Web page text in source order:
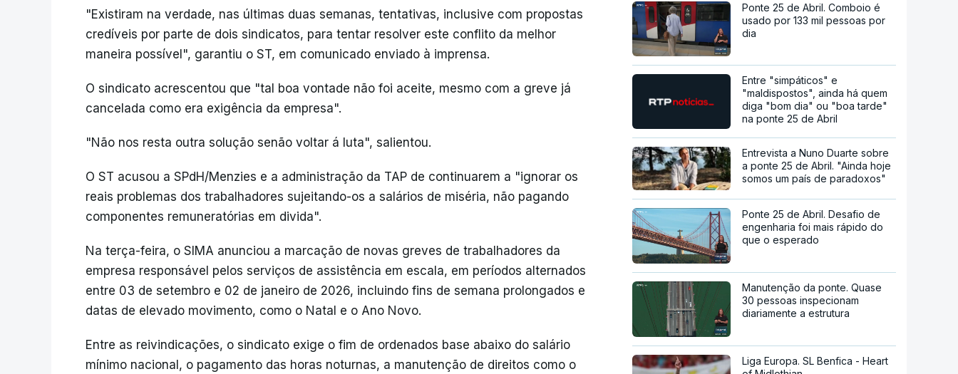
"Existiram na verdade, nas últimas duas semanas, tentativas, inclusive com propostas
credíveis por parte de dois sindicatos, para tentar resolver este conflito da melhor
maneira possível", garantiu o ST, em comunicado enviado à imprensa.
O sindicato acrescentou que "tal boa vontade não foi aceite, mesmo com a greve já
cancelada como era exigência da empresa".
"Não nos resta outra solução senão voltar á luta", salientou.
O ST acusou a SPdH/Menzies e a administração da TAP de continuarem a "ignorar os
reais problemas dos trabalhadores sujeitando-os a salários de miséria, não pagando
componentes remuneratórias em divida".
Na terça-feira, o SIMA anunciou a marcação de novas greves de trabalhadores da
empresa responsável pelos serviços de assistência em escala, em períodos alternados
entre 03 de setembro e 02 de janeiro de 2026, incluindo fins de semana prolongados e
datas de elevado movimento, como o Natal e o Ano Novo.
Entre as reivindicações, o sindicato exige o fim de ordenados base abaixo do salário
mínimo nacional, o pagamento das horas noturnas, a manutenção de direitos como o
Ponte 25 de Abril. Comboio é
usado por 133 mil pessoas por
dia
Entre "simpáticos" e
"maldispostos", ainda há quem
diga "bom dia" ou "boa tarde"
na ponte 25 de Abril
Entrevista a Nuno Duarte sobre
a ponte 25 de Abril. "Ainda hoje
somos um país de paradoxos"
Ponte 25 de Abril. Desafio de
engenharia foi mais rápido do
que o esperado
Manutenção da ponte. Quase
30 pessoas inspecionam
diariamente a estrutura
Liga Europa. SL Benfica - Heart